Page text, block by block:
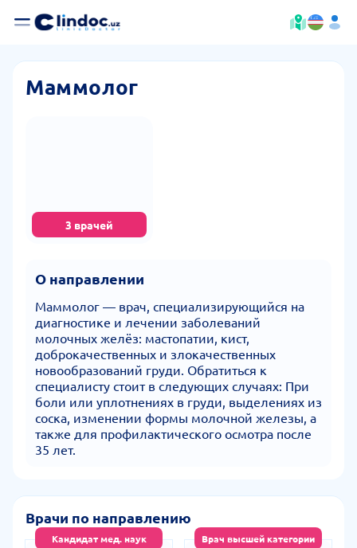
Маммолог
3 врачей
О направлении
Маммолог — врач, специализирующийся на
диагностике и лечении заболеваний
молочных желёз: мастопатии, кист,
доброкачественных и злокачественных
новообразований груди. Обратиться к
специалисту стоит в следующих случаях: При
боли или уплотнениях в груди, выделениях из
соска, изменении формы молочной железы, а
также для профилактического осмотра после
35 лет.
Врачи по направлению
Кандидат мед. наук Врач высшей категории